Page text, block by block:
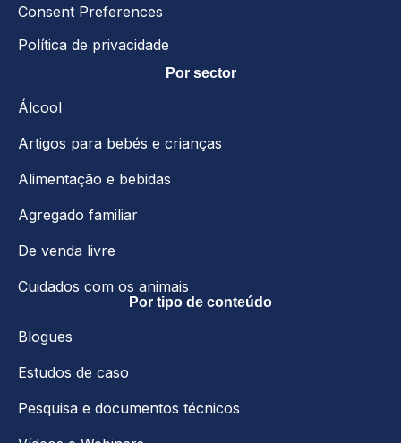
Consent Preferences
Política de privacidade
Por sector
Álcool
Artigos para bebés e crianças
Alimentação e bebidas
Agregado familiar
De venda livre
Cuidados com os animais
Por tipo de conteúdo
Blogues
Estudos de caso
Pesquisa e documentos técnicos